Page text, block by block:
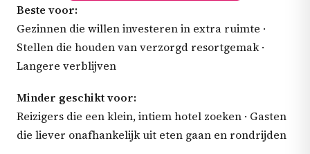
Beste voor:
Gezinnen die willen investeren in extra ruimte ·
Stellen die houden van verzorgd resortgemak ·
Langere verblijven
Minder geschikt voor:
Reizigers die een klein, intiem hotel zoeken · Gasten
die liever onafhankelijk uit eten gaan en rondrijden